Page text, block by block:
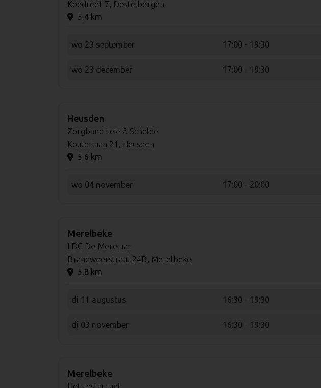
Koedreef 7, Destelbergen
5,4 km
wo 23 september 17:00 - 19:30
wo 23 december 17:00 - 19:30
Heusden
Zorgband Leie & Schelde
Kouterlaan 21, Heusden
5,6 km
wo 04 november 17:00 - 20:00
Merelbeke
LDC De Merelaar
Brandweerstraat 24B, Merelbeke
5,8 km
di 11 augustus 16:30 - 19:30
di 03 november 16:30 - 19:30
Merelbeke